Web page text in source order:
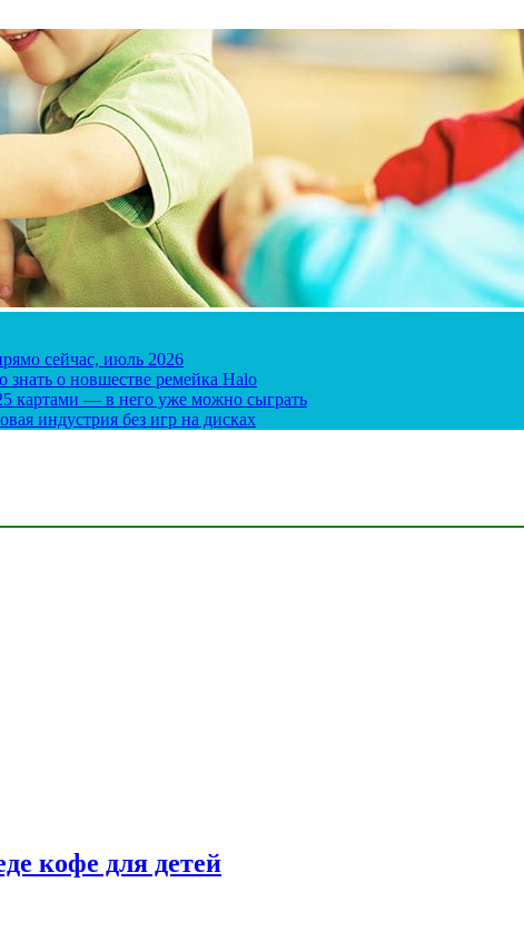
сейчас, июль 2026
о новшестве ремейка Halo
картами — в него уже можно сыграть
индустрия без игр на дисках
кофе для детей